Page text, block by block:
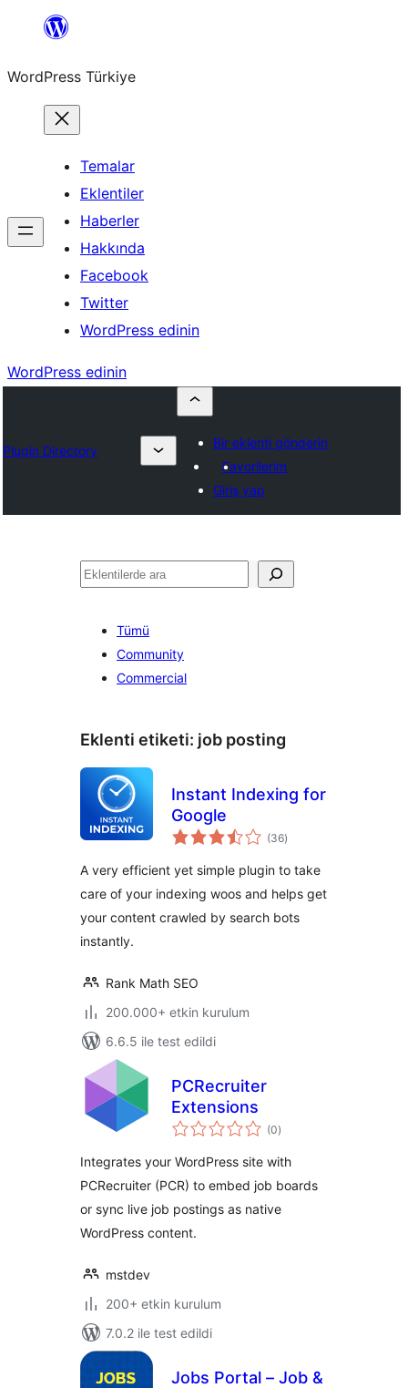
İçeriğe
WordPress Türkiye
Temalar
Eklentiler
Haberler
Hakkında
Facebook
Twitter
WordPress edinin
WordPress edinin
Plugin Directory
Bir eklenti gönderin
Favorilerim
Giriş yap
Ara
Tümü
Community
Commercial
Eklenti etiketi: job posting
Instant Indexing for
Google
(36toplam
puan
)
A very efficient yet simple plugin to take
care of your indexing woos and helps get
your content crawled by search bots
instantly.
Rank Math SEO
200.000+ etkin kurulum
6.6.5 ile test edildi
PCRecruiter
Extensions
(0toplam
puan
)
Integrates your WordPress site with
PCRecruiter (PCR) to embed job boards
or sync live job postings as native
WordPress content.
mstdev
200+ etkin kurulum
7.0.2 ile test edildi
Jobs Portal – Job &